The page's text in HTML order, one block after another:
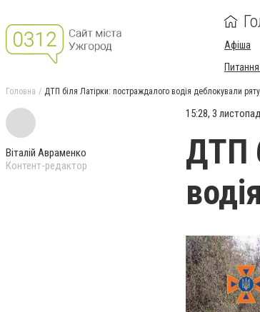
Афіша
Головна ДТП біля Латірки: постраждалого водія деблокували
Віталій Авраменко
Контент-редактор
15:28, 3
ДТП